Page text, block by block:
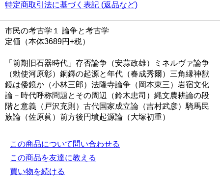
特定商取引法に基づく表記 (返品など)
市民の考古学１ 論争と考古学
定価（本体3689円+税）
「前期旧石器時代」存否論争（安蒜政雄）ミネルヴァ論争
（勅使河原彰）銅鐸の起源と年代（春成秀爾）三角縁神獣
鏡は倭鏡か（小林三郎）法隆寺論争（岡本東三）岩宿文化
論－時代呼称問題とその周辺（鈴木忠司）縄文農耕論の段
階と意義（戸沢充則）古代国家成立論（吉村武彦）騎馬民
族論（佐原眞）前方後円墳起源論（大塚初重）
この商品について問い合わせる
この商品を友達に教える
買い物を続ける